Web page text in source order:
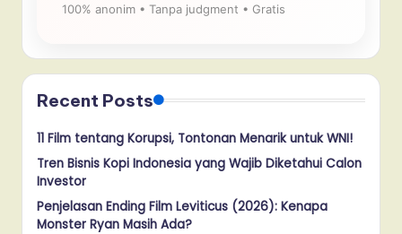
100% anonim • Tanpa judgment • Gratis
Recent Posts
11 Film tentang Korupsi, Tontonan Menarik untuk WNI!
Tren Bisnis Kopi Indonesia yang Wajib Diketahui Calon
Investor
Penjelasan Ending Film Leviticus (2026): Kenapa
Monster Ryan Masih Ada?